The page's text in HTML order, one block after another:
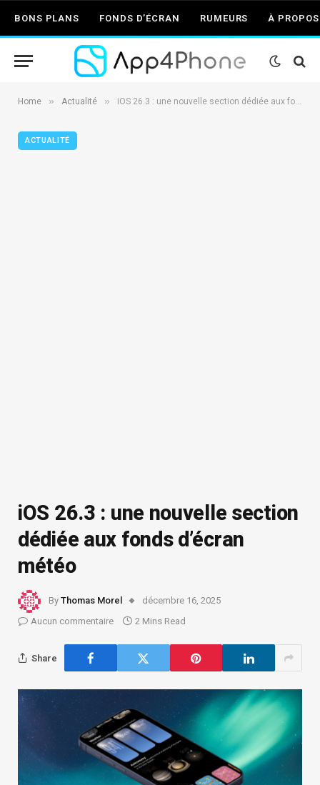
BONS PLANS FONDS D’ÉCRAN RUMEURS À PROPOS
Home » Actualité » iOS 26.3 : une nouvelle section dédiée aux fonds d’écran météo
ACTUALITÉ
iOS 26.3 : une nouvelle section
dédiée aux fonds d’écran
météo
By Thomas Morel
décembre 16, 2025
Aucun commentaire
2 Mins Read
Share